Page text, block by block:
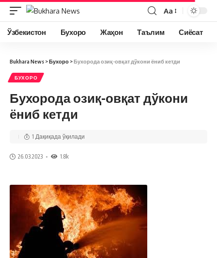
Aa
Ўзбекистон Бухоро Жаҳон Таълим Сиёсат
Bukhara News >Бухоро >Бухорода озиқ-овқат дўкони ёниб кетди
БУХОРО
Бухорода озиқ-овқат дўкони
ёниб кетди
26.03.2023 1.8k
1 Дақиқада ўқилади